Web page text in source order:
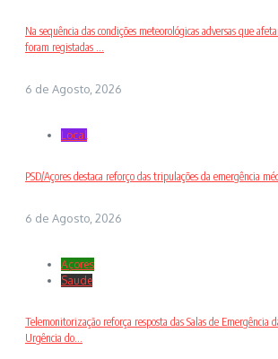
Na sequência das condições meteorológicas adversas que
foram registadas ...
6 de Agosto, 2026
Local
PSD/Açores destaca reforço das tripulações da emergência
6 de Agosto, 2026
Açores
Saude
Telemonitorização reforça resposta das Salas de Emergência
Urgência do...